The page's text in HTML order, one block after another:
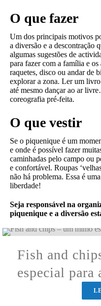
O que fazer
Um dos principais motivos
a diversão e a descontração
algumas sugestões de
para fazer com a família e
raquetes, disco ou andar de
explorar a zona. Ler um
até mesmo dançar ao ar
coreografia pré-feita.
O que vestir
Se o piquenique é um
e onde é possível fazer
caminhadas pelo campo ou
e confortável. Roupas
não há problema. Essa é
liberdade!
Seja responsável na
piquenique e a diversão
Fish and
especial para